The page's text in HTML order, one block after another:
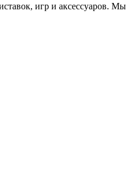
игр и аксессуаров.